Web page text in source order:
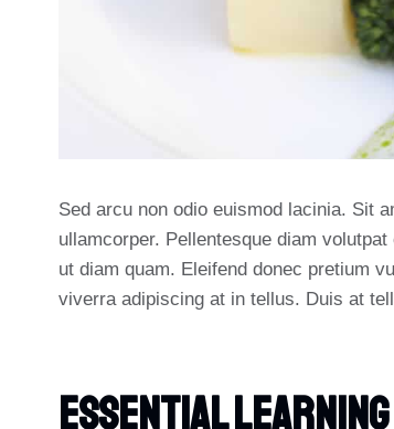
Sed arcu non odio euismod lacinia. Sit
ullamcorper. Pellentesque diam
ut diam quam. Eleifend donec pretium
viverra adipiscing at in tellus. Duis at
Essential